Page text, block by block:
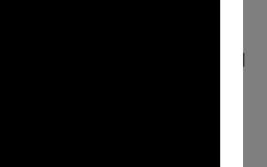
席專輯出版...等各式演出，其演
肯中⼼、Merkin ConcertHall、
國華盛頓特區天主教⼤學跟隨鋼
奏博⼠學位，並於今年獲邀與天
魯賓斯坦鋼琴大賽得主